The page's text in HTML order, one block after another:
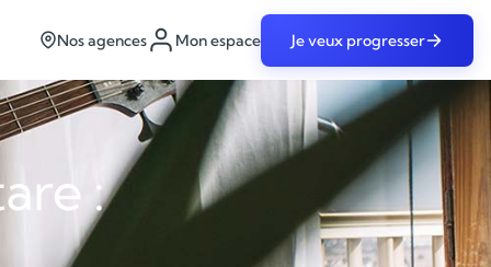
Nos agences Mon espace Je veux progresser
: